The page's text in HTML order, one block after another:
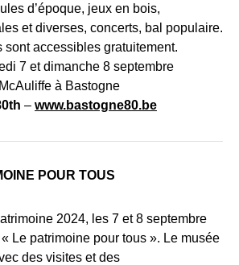
d’époque, jeux en bois,
et diverses, concerts, bal populaire.
sont accessibles gratuitement.
7 et dimanche 8 septembre
à Bastogne
– www.bastogne80.be
POUR TOUS
2024, les 7 et 8 septembre
Le patrimoine pour tous ». Le musée
des visites et des